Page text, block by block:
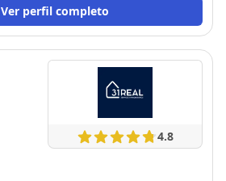
Ver perfil completo
4.8